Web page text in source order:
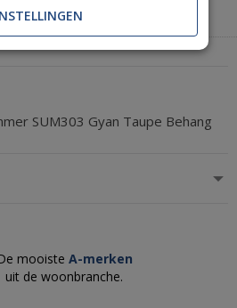
3671
| Start met chatten
SUM303 Gyan Taupe Behang
mooiste A-merken
uit de woonbranche.